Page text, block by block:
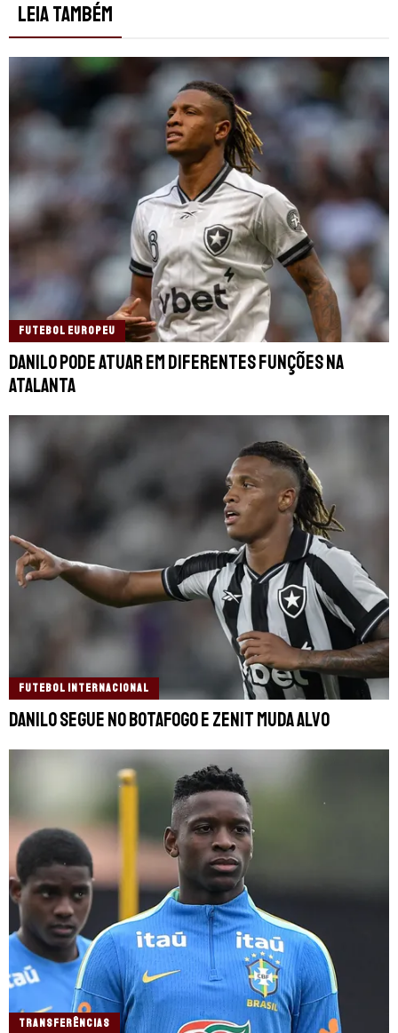
LEIA TAMBÉM
FUTEBOL EUROPEU
Danilo pode atuar em diferentes funções na
Atalanta
FUTEBOL INTERNACIONAL
Danilo segue no Botafogo e Zenit muda alvo
TRANSFERÊNCIAS